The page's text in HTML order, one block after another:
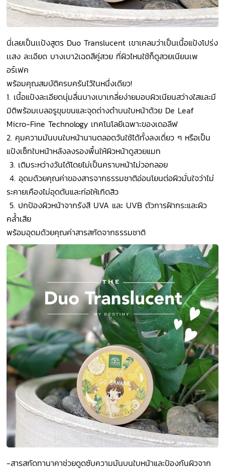
นี่เลยเป็นเเป้งสูตร Duo Translucent เขาเคลมว่าเป็นเนื้อแป้งโปร่ง
เเสง ละเอียด บางเบา2เฉดสีคู่สวย ที่ผิวไหนใช้ก็ดูสวยเนียนเพ
อร์เฟค
พร้อมคุณสมบัติครบครันไว้ในหนึ่งเดียว!
1. เนื้อแป้งละเอียดนุ่มลื่นบางเบาเกลี่ยง่ายมอบผิวเนียนสว่างใสและมี
มิติพร้อมเบลอรูขุมขนและจุดด่างดำบนใบหน้าด้วย De Leaf
Micro-Fine Technology เทคโนโลยีเฉพาะของเดอลีฟ
2. คุมความมันบนใบหน้านานตลอดวันใช้ได้ทั้งลงเดี่ยว ๆ หรือเป็น
แป้งเซ็ทใบหน้าหลังลงรองพื้นให้ผิวหน้าดูสวยแมท
3. เติมระหว่างวันได้โดยไม่เป็นคราบหน้าไม่วอกลอย
4. อุดมด้วยคุณค่าของสารจากธรรมชาติอ่อนโยนต่อผิวมั่นใจว่าไม่
ระคายเคืองไม่อุดตันและก่อให้เกิดสิว
5. ปกป้องผิวหน้าจากรังสี UVA และ UVB ตัวการฝ้ากระและผิว
คล้ำเสีย
พร้อมอุดมด้วยคุณค่าสารสกัดจากธรรมชาติ
-สารสกัดทานาคาช่วยดูดซับความมันบนใบหน้าและป้องกันผิวจาก